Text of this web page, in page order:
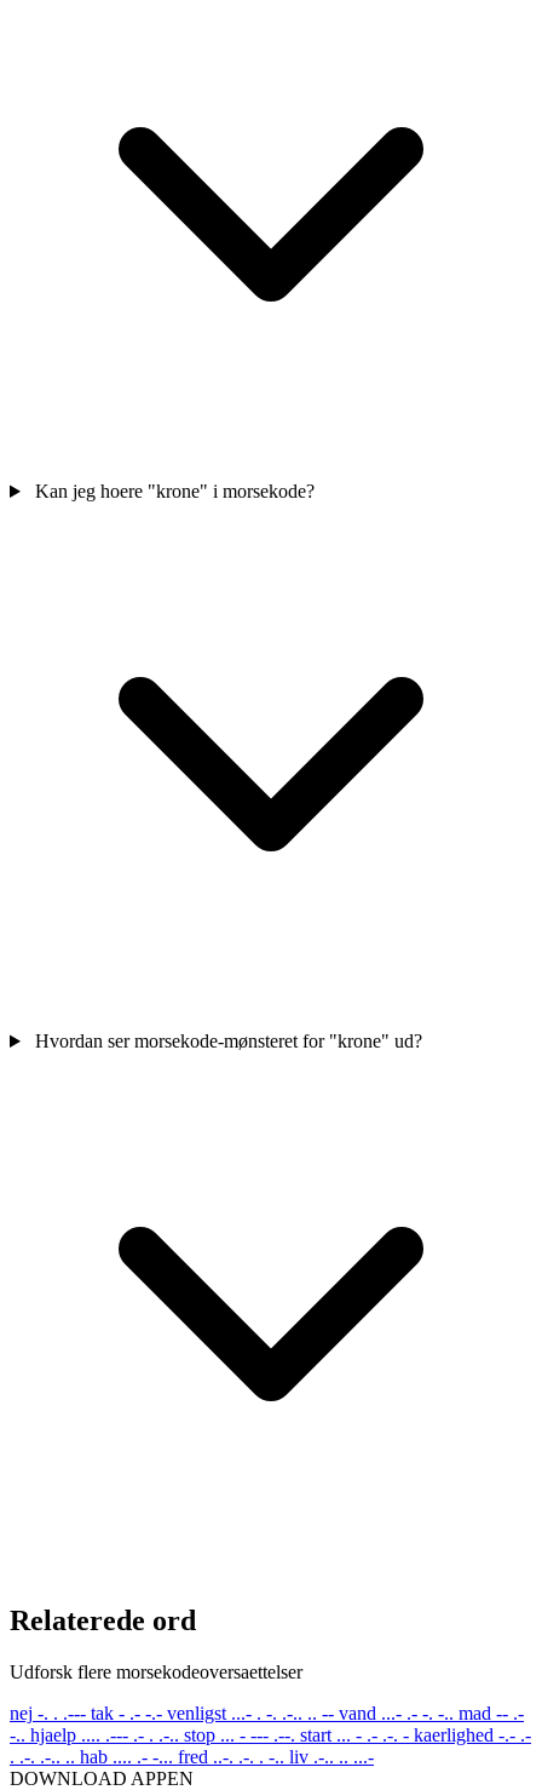
Kan jeg hoere "krone" i morsekode?
Hvordan ser morsekode-mønsteret for "krone" ud?
Relaterede ord
Udforsk flere morsekodeoversaettelser
nej -. . .--- tak - .- -.- venligst ...- . -. .-.. .. -- vand ...- .- -. -.. mad -- .-
-.. hjaelp .... .--- .- . .-.. stop ... - --- .--. start ... - .- .-. - kaerlighed -.- .-
. .-. .-.. .. hab .... .- -... fred ..-. .-. . -.. liv .-.. .. ...-
DOWNLOAD APPEN